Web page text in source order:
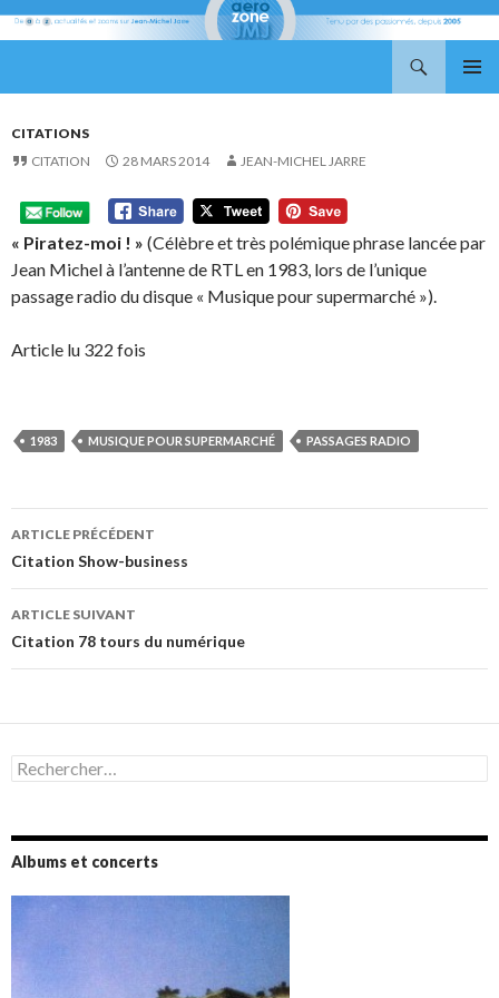
CONTENU
CITATIONS
CITATION
28 MARS 2014 JEAN-MICHEL JARRE
« Piratez-moi ! » (Célèbre et très polémique phrase lancée par
Jean Michel à l’antenne de RTL en 1983, lors de l’unique
passage radio du disque « Musique pour supermarché »).
Article lu 322 fois
1983 MUSIQUE POUR SUPERMARCHÉ PASSAGES RADIO
Navigation
des
articles
ARTICLE PRÉCÉDENT
Citation Show-business
ARTICLE SUIVANT
Citation 78 tours du numérique
Rechercher :
Albums et concerts